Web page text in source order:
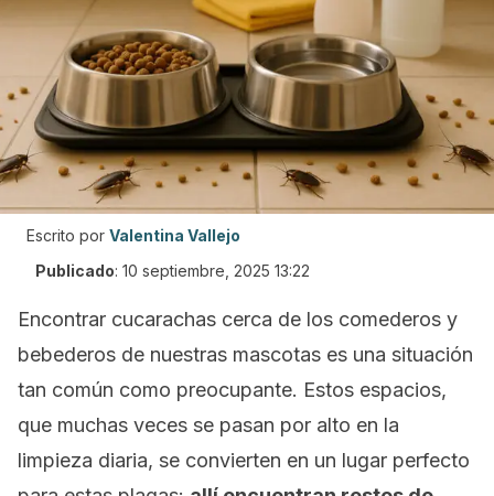
Escrito por Valentina Vallejo
Publicado: 10 septiembre, 2025 13:22
Encontrar cucarachas cerca de los comederos y
bebederos de nuestras mascotas es una situación
tan común como preocupante. Estos espacios,
que muchas veces se pasan por alto en la
limpieza diaria, se convierten en un lugar perfecto